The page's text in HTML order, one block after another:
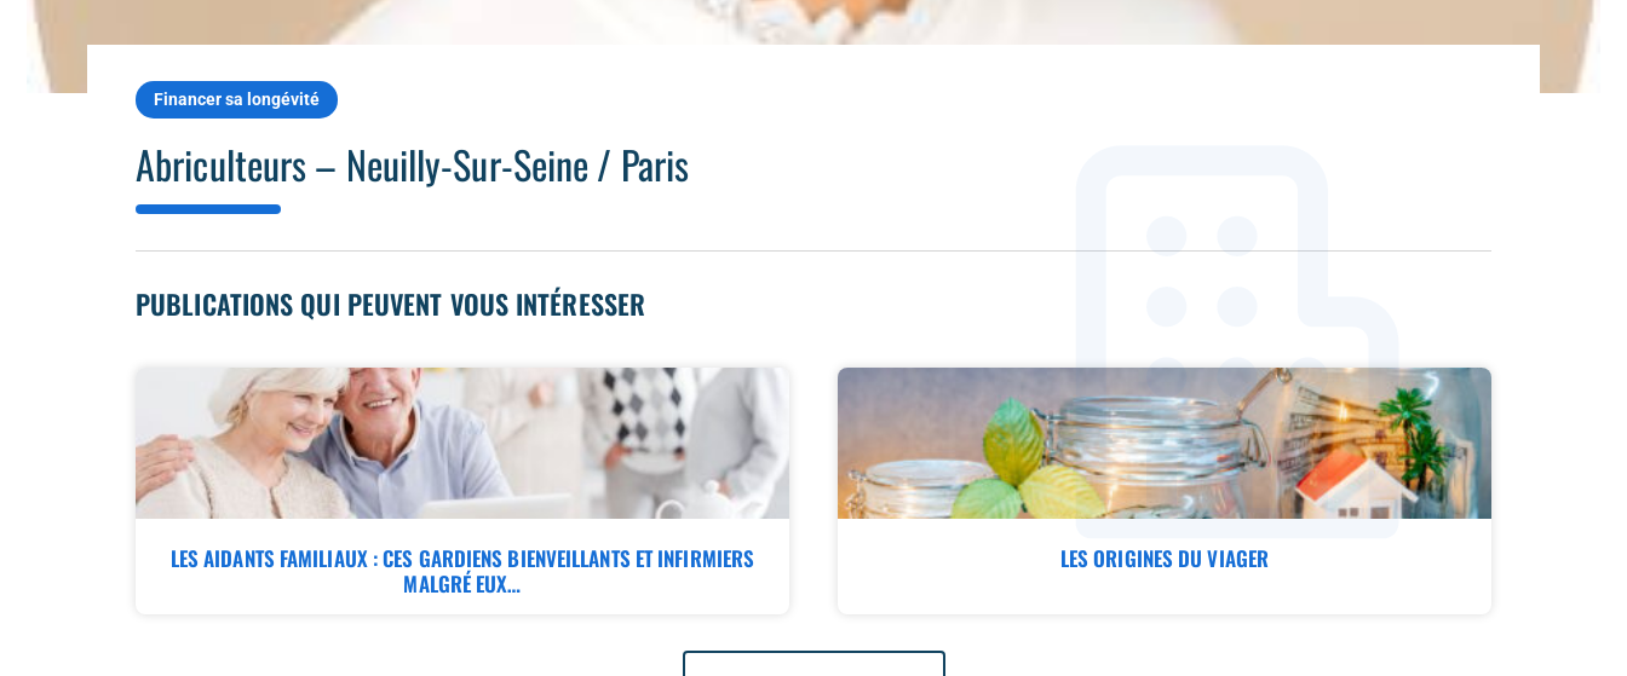
Financer sa longévité
Abriculteurs – Neuilly-Sur-Seine / Paris
PUBLICATIONS QUI PEUVENT VOUS INTÉRESSER
LES AIDANTS FAMILIAUX : CES GARDIENS BIENVEILLANTS ET INFIRMIERS
MALGRÉ EUX…
LES ORIGINES DU VIAGER